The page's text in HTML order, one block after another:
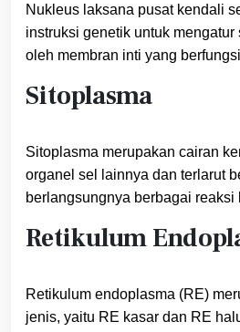
Nukleus laksana pusat kendali
instruksi genetik untuk
oleh membran inti yang
Sitoplasma
Sitoplasma merupakan cairan
organel sel lainnya dan terlarut
berlangsungnya berbagai
Retikulum
Retikulum endoplasma (RE)
jenis, yaitu RE kasar dan RE